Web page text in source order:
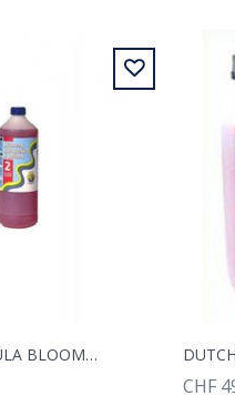
DUTCH FORMULA BLOOM 1L
CHF